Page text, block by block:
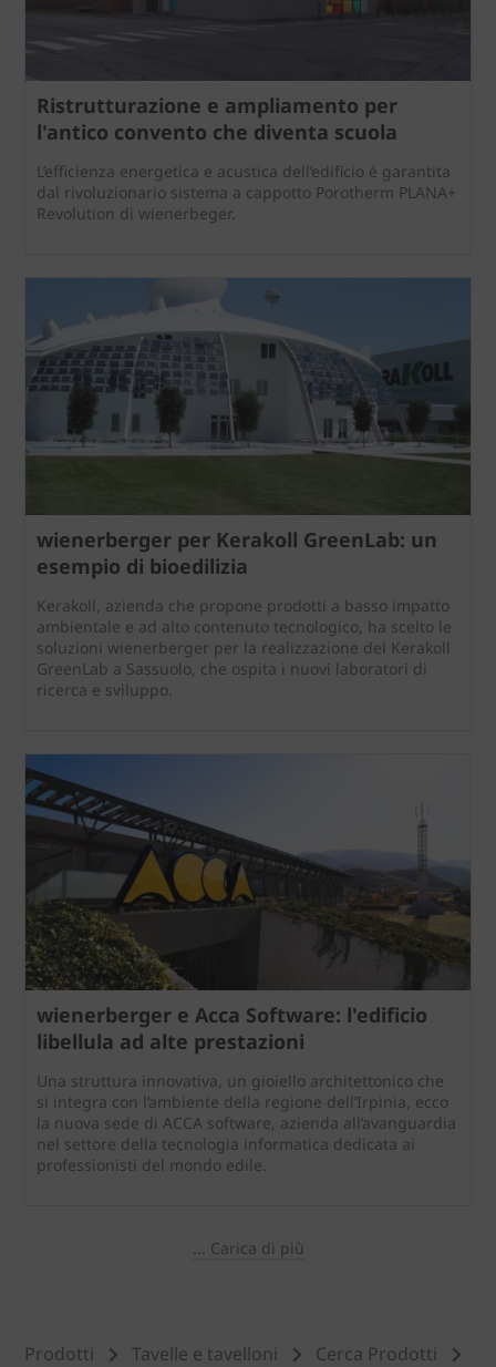
Ristrutturazione e ampliamento per
l'antico convento che diventa scuola
L’efficienza energetica e acustica dell’edificio è garantita
dal rivoluzionario sistema a cappotto Porotherm PLANA+
Revolution di wienerbeger.
wienerberger per Kerakoll GreenLab: un
esempio di bioedilizia
Kerakoll, azienda che propone prodotti a basso impatto
ambientale e ad alto contenuto tecnologico, ha scelto le
soluzioni wienerberger per la realizzazione del Kerakoll
GreenLab a Sassuolo, che ospita i nuovi laboratori di
ricerca e sviluppo.
wienerberger e Acca Software: l'edificio
libellula ad alte prestazioni
Una struttura innovativa, un gioiello architettonico che
si integra con l’ambiente della regione dell’Irpinia, ecco
la nuova sede di ACCA software, azienda all’avanguardia
nel settore della tecnologia informatica dedicata ai
professionisti del mondo edile.
... Carica di più
Prodotti Tavelle e tavelloni
Cerca Prodotti